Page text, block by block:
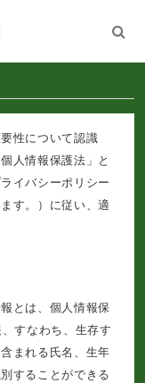
性について認識
人情報保護法」と
イバシーポリシー
す。）に従い、適
とは、個人情報保
すなわち、生存す
まれる氏名、生年
することができる